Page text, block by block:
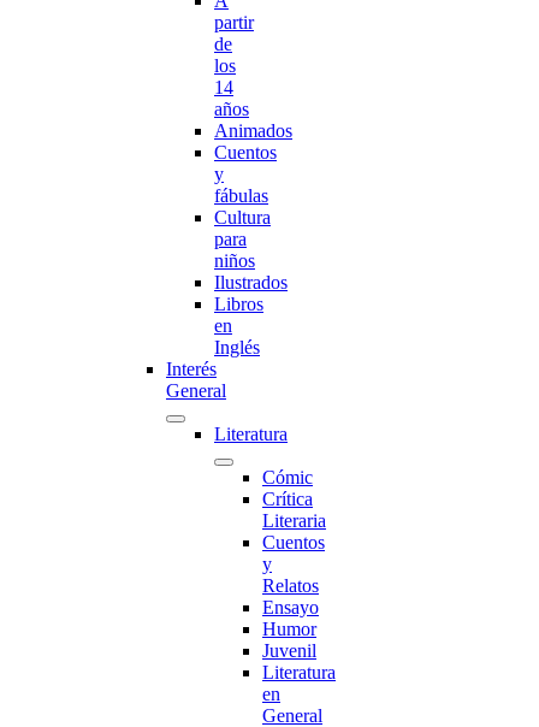
partir
de
los
14
años
Animados
Cuentos
y
fábulas
Cultura
para
niños
Ilustrados
Libros
en
Inglés
Interés
General
Literatura
Cómic
Crítica
Literaria
Cuentos
y
Relatos
Ensayo
Humor
Juvenil
Literatura
en
General